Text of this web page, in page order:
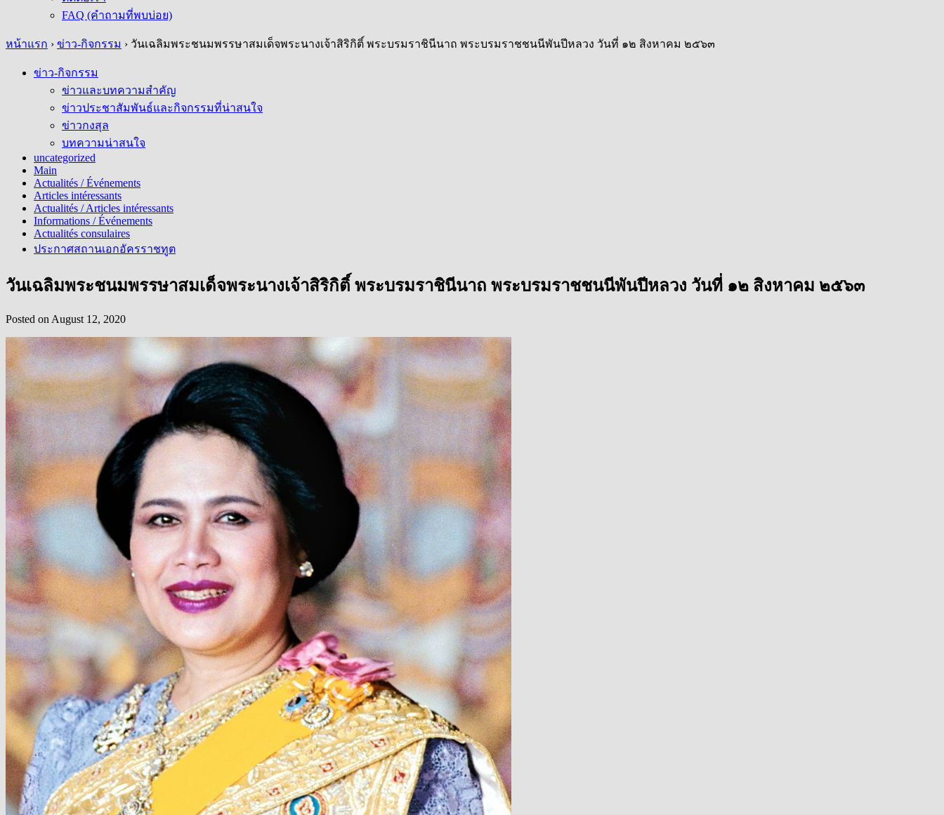
FAQ (คำถามที่พบบ่อย)
หน้าแรก › ข่าว-กิจกรรม › วันเฉลิมพระชนมพรรษาสมเด็จพระนางเจ้าสิริกิติ์ พระบรมราชินีนาถ พระบรมราชชนนีพันปีหลวง วันที่ ๑๒ สิงหาคม ๒๕๖๓
ข่าว-กิจกรรม
ข่าวและบทความสำคัญ
ข่าวประชาสัมพันธ์และกิจกรรมที่น่าสนใจ
ข่าวกงสุล
บทความน่าสนใจ
uncategorized
Main
Actualités / Événements
Articles intéressants
Actualités / Articles intéressants
Informations / Événements
Actualités consulaires
ประกาศสถานเอกอัครราชทูต
วันเฉลิมพระชนมพรรษาสมเด็จพระนางเจ้าสิริกิติ์ พระบรมราชินีนาถ พระบรมราชชนนีพันปีหลวง วันที่ ๑๒ สิงหาคม ๒๕๖๓
Posted on August 12, 2020